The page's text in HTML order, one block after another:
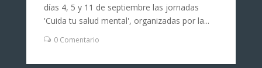
días 4, 5 y 11 de septiembre las jornadas
'Cuida tu salud mental', organizadas por la...
0 Comentario